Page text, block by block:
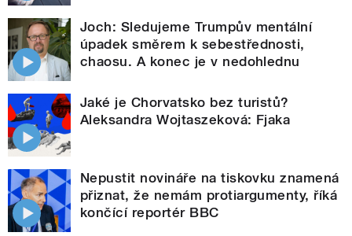
Joch: Sledujeme Trumpův mentální
úpadek směrem k sebestřednosti,
chaosu. A konec je v nedohlednu
Jaké je Chorvatsko bez turistů?
Aleksandra Wojtaszeková: Fjaka
Nepustit novináře na tiskovku znamená
přiznat, že nemám protiargumenty, říká
končící reportér BBC